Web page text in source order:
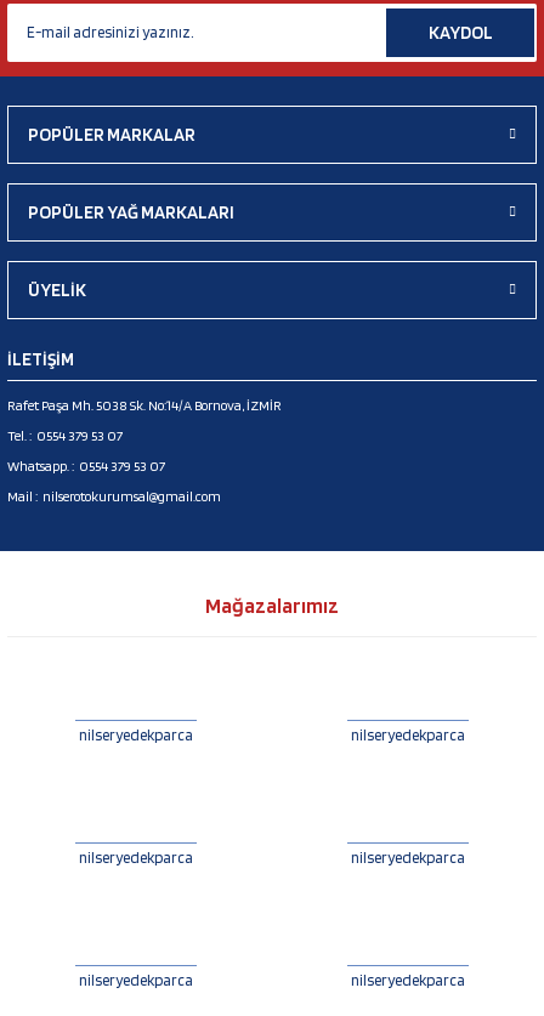
KAYDOL
POPÜLER MARKALAR
POPÜLER YAĞ MARKALARI
ÜYELİK
İLETİŞİM
Rafet Paşa Mh. 5038 Sk. No:14/A Bornova, İZMİR
Tel. : 0554 379 53 07
Whatsapp. : 0554 379 53 07
Mail : nilserotokurumsal@gmail.com
Mağazalarımız
nilseryedekparca nilseryedekparca
nilseryedekparca nilseryedekparca
nilseryedekparca nilseryedekparca